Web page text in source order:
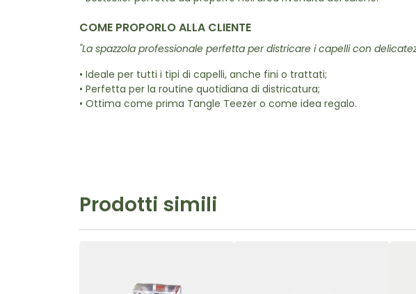
COME PROPORLO ALLA CLIENTE
"La spazzola professionale perfetta per districare i capelli con
• Ideale per tutti i tipi di capelli, anche fini o trattati;
• Perfetta per la routine quotidiana di districatura;
• Ottima come prima Tangle Teezer o come idea regalo.
Prodotti simili